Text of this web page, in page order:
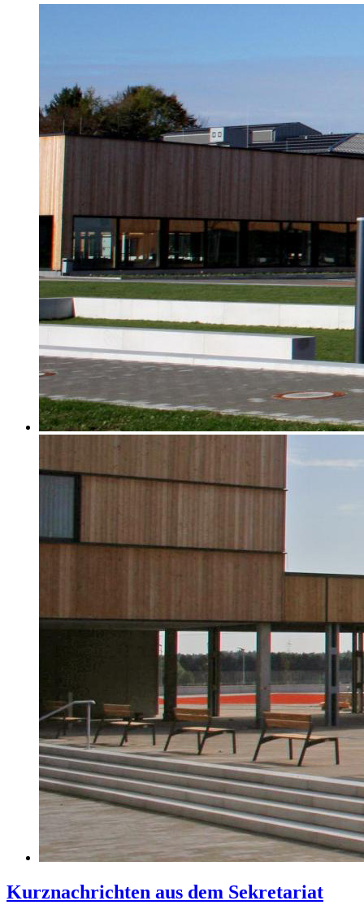
Kurznachrichten aus dem Sekretariat